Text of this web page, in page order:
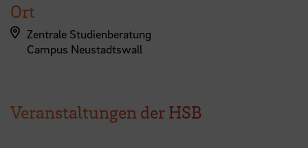
Ort
Zentrale Studienberatung
Campus Neustadtswall
Veranstaltungen der HSB